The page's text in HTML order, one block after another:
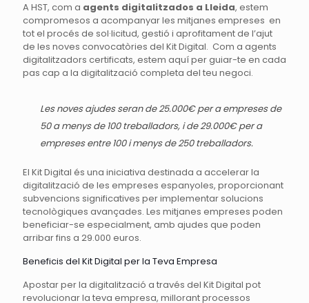
A HST, com a agents digitalitzados a Lleida, estem
compromesos a acompanyar les mitjanes empreses en
tot el procés de sol·licitud, gestió i aprofitament de l’ajut
de les noves convocatòries del Kit Digital. Com a agents
digitalitzadors certificats, estem aquí per guiar-te en cada
pas cap a la digitalització completa del teu negoci.
Les noves ajudes seran de 25.000€ per a empreses de
50 a menys de 100 treballadors, i de 29.000€ per a
empreses entre 100 i menys de 250 treballadors.
El Kit Digital és una iniciativa destinada a accelerar la
digitalització de les empreses espanyoles, proporcionant
subvencions significatives per implementar solucions
tecnològiques avançades. Les mitjanes empreses poden
beneficiar-se especialment, amb ajudes que poden
arribar fins a 29.000 euros.
Beneficis del Kit Digital per la Teva Empresa
Apostar per la digitalització a través del Kit Digital pot
revolucionar la teva empresa, millorant processos